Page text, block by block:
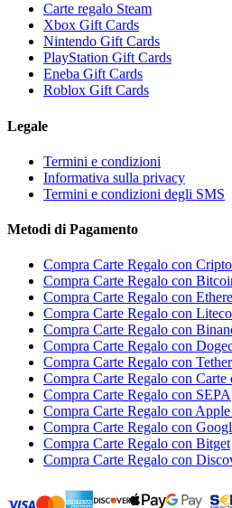
Carte regalo Steam
Xbox Gift Cards
Nintendo Gift Cards
PlayStation Gift Cards
Eneba Gift Cards
Roblox Gift Cards
Legale
Termini e condizioni
Informativa sulla privacy
Termini e condizioni degli SMS
Metodi di Pagamento
Compra Carte Regalo con
Compra Carte Regalo con
Compra Carte Regalo con
Compra Carte Regalo con
Compra Carte Regalo con
Compra Carte Regalo con
Compra Carte Regalo con Tether
Compra Carte Regalo con Carte
Compra Carte Regalo con SEPA
Compra Carte Regalo con
Compra Carte Regalo con
Compra Carte Regalo con Bitget
Compra Carte Regalo con